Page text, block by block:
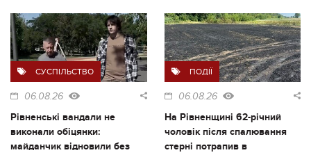
СУСПІЛЬСТВО
06.08.26
Рівненські вандали не
виконали обіцянки:
майданчик відновили без
ПОДІЇ
06.08.26
На Рівненщині 62-річний
чоловік після спалювання
стерні потрапив в